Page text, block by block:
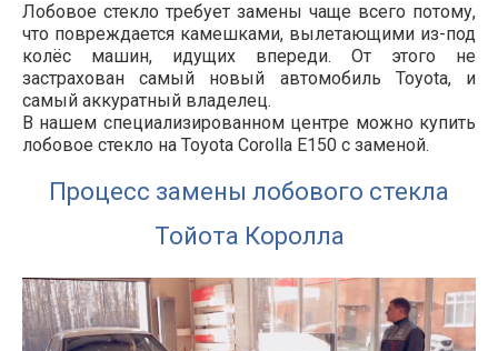
Лобовое стекло требует замены чаще всего потому,
что повреждается камешками, вылетающими из-под
колёс машин, идущих впереди. От этого не
застрахован самый новый автомобиль Toyota, и
самый аккуратный владелец.
В нашем специализированном центре можно купить
лобовое стекло на Toyota Corolla E150 с заменой.
Процесс замены лобового стекла
Тойота Королла